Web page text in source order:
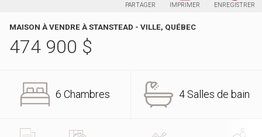
PARTAGER IMPRIMER ENREGISTRER
MAISON À VENDRE À STANSTEAD - VILLE, QUÉBEC
474 900 $
6 Chambres 4 Salles de bain